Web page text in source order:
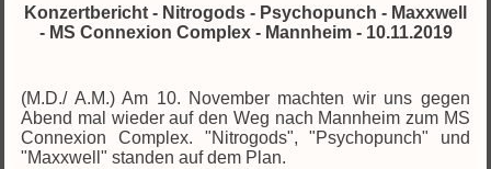
Konzertbericht - Nitrogods - Psychopunch - Maxxwell
- MS Connexion Complex - Mannheim - 10.11.2019
(M.D./ A.M.) Am 10. November machten wir uns gegen
Abend mal wieder auf den Weg nach Mannheim zum MS
Connexion Complex. "Nitrogods", "Psychopunch" und
"Maxxwell" standen auf dem Plan.